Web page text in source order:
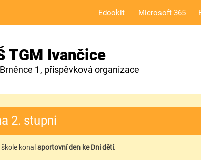
Edookit Microsoft 365
TGM Ivančice
1, příspěvková organizace
2. stupni
konal sportovní den ke Dni dětí.